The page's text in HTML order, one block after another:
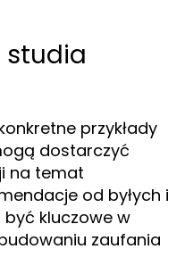
studia
przykłady
dostarczyć
na temat
od byłych i
kluczowe w
zaufania